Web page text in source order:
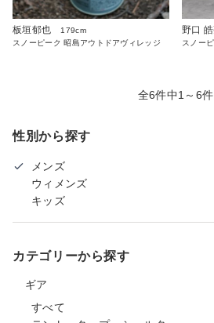
板垣郁也
179cm
スノーピーク 昭島アウトドアヴィレッジ
野口
スノー
全6件中1～6件
性別から探す
メンズ
ウィメンズ
キッズ
カテゴリーから探す
ギア
すべて